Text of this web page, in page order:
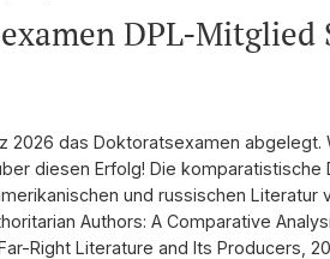
DPL-Mitglied
2026 das Doktoratsexamen abgelegt.
diesen Erfolg! Die komparatistische
und russischen Literatur
Authors: A Comparative
Right Literature and Its Producers,